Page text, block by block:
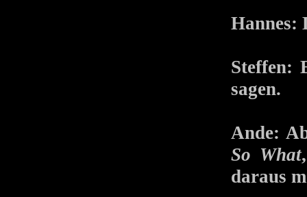
Hannes:
Steffen:
sagen.
Ande:
So What
daraus